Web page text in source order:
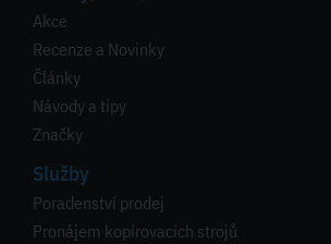
Akce
Recenze a Novinky
Články
Návody a tipy
Značky
Služby
Poradenství prodej
Pronájem kopírovacích strojů